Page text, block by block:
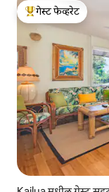
टॉप गेस्ट फेव्हरेट
गेस्ट फेव्हरेट